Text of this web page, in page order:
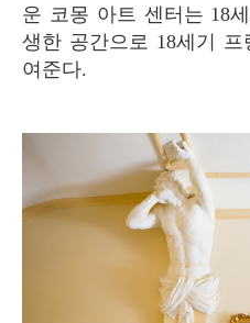
운 코몽 아트 센터는 18
생한 공간으로 18세기
여준다.